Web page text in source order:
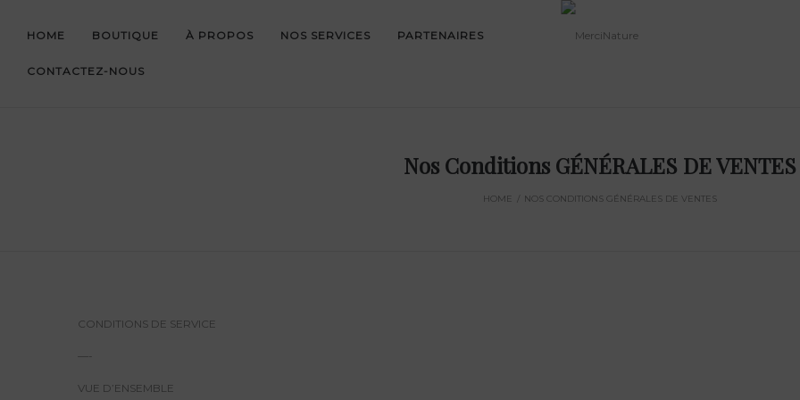
HOME BOUTIQUE À PROPOS NOS SERVICES PARTENAIRES
CONTACTEZ-NOUS
Nos Conditions GÉNÉRALES DE VENTES
HOME NOS CONDITIONS GÉNÉRALES DE VENTES
CONDITIONS DE SERVICE
—-
VUE D’ENSEMBLE